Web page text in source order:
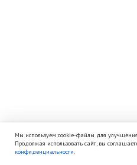
Узнать цены
Мы используем cookie-файлы для
Продолжая использовать сайт, вы
конфиденциальности.